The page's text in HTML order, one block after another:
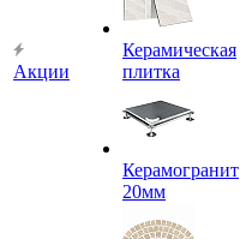
Акции
Керамическая
плитка
Керамогранит
20мм